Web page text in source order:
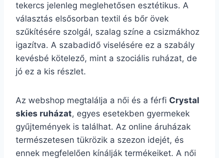
tekercs jelenleg meglehetősen esztétikus. A
választás elsősorban textil és bőr övek
szűkítésére szolgál, szalag színe a csizmákhoz
igazítva. A szabadidő viselésére ez a szabály
kevésbé kötelező, mint a szociális ruházat, de
jó ez a kis részlet.
Az webshop megtalálja a női és a férfi Crystal
skies ruházat, egyes esetekben gyermekek
gyűjtemények is találhat. Az online áruházak
természetesen tükrözik a szezon idejét, és
ennek megfelelően kínálják termékeiket. A női